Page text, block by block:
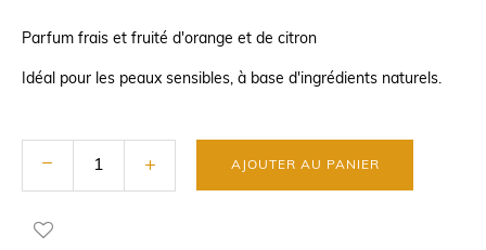
Parfum frais et fruité d'orange et de citron
Idéal pour les peaux sensibles, à base d'ingrédients naturels.
AJOUTER AU PANIER